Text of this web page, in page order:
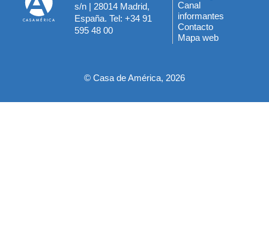
s/n | 28014 Madrid,
España. Tel: +34 91
595 48 00
del
pie
Canal
informantes
Contacto
Mapa web
© Casa de América, 2026